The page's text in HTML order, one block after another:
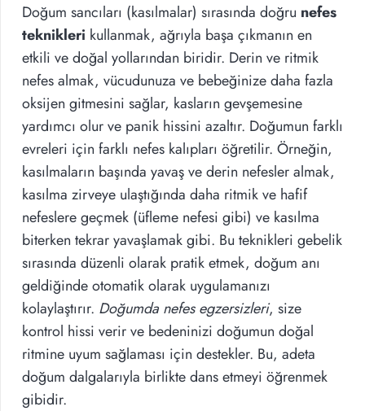
Doğum sancıları (kasılmalar) sırasında doğru nefes
teknikleri kullanmak, ağrıyla başa çıkmanın en
etkili ve doğal yollarından biridir. Derin ve ritmik
nefes almak, vücudunuza ve bebeğinize daha fazla
oksijen gitmesini sağlar, kasların gevşemesine
yardımcı olur ve panik hissini azaltır. Doğumun farklı
evreleri için farklı nefes kalıpları öğretilir. Örneğin,
kasılmaların başında yavaş ve derin nefesler almak,
kasılma zirveye ulaştığında daha ritmik ve hafif
nefeslere geçmek (üfleme nefesi gibi) ve kasılma
biterken tekrar yavaşlamak gibi. Bu teknikleri gebelik
sırasında düzenli olarak pratik etmek, doğum anı
geldiğinde otomatik olarak uygulamanızı
kolaylaştırır. Doğumda nefes egzersizleri, size
kontrol hissi verir ve bedeninizi doğumun doğal
ritmine uyum sağlaması için destekler. Bu, adeta
doğum dalgalarıyla birlikte dans etmeyi öğrenmek
gibidir.